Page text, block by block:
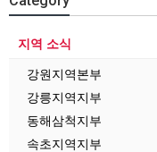
지역 소식
강원지역본부
강릉지역지부
동해삼척지부
속초지역지부